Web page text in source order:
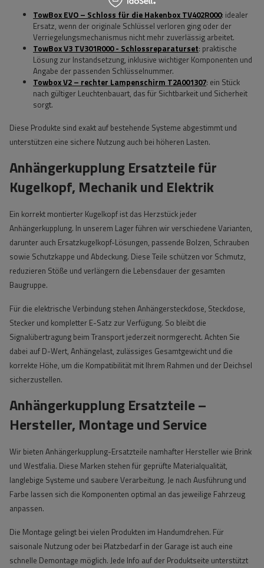
TowBox EVO – Schloss für die Hakenbox TV402R000: idealer
Ersatz, wenn der originale Schlüssel verloren ging oder der
Verriegelungsmechanismus nicht mehr zuverlässig arbeitet.
TowBox V3 TV301R000 - Schlossreparaturset: praktische
Lösung zur Instandsetzung, inklusive wichtiger Komponenten und
Angabe der passenden Schlüsselnummer.
Towbox V2 – rechter Lampenschirm T2A001307: ein Stück
nach gültiger Leuchtenbauart, das für Sichtbarkeit und Sicherheit
sorgt.
Diese Produkte sind exakt auf bestehende Systeme abgestimmt und
unterstützen eine sichere Nutzung auch bei höheren Lasten.
Anhängerkupplung Ersatzteile für
Kugelkopf, Mechanik und Elektrik
Ein korrekt montierter Kugelkopf ist das Herzstück jeder
Anhängerkupplung. In unserem Lager führen wir verschiedene Varianten,
darunter auch Ersatzkugelkopf-Lösungen, passende Bolzen, Schrauben
sowie Schutzkappe und Abdeckung. Diese Teile schützen vor Schmutz,
reduzieren Stöße und verlängern die Lebensdauer der gesamten
Baugruppe.
Für die elektrische Verbindung stehen Anhängersteckdose, Steckdose,
Stecker und kompletter E-Satz zur Verfügung. So bleibt die
Signalübertragung beim Transport jederzeit normgerecht. Achten Sie
dabei auf D-Wert, Anhängelast, zulässiges Gesamtgewicht und die
korrekte Höhe, um die Kompatibilität mit Ihrem Rahmen und der Deichsel
sicherzustellen.
Anhängerkupplung Ersatzteile –
Hersteller, Montage und Service
Wir bieten Anhängerkupplung-Ersatzteile namhafter Hersteller wie Brink
und Westfalia. Diese Marken stehen für geprüfte Materialqualität,
langlebige Systeme und saubere Verarbeitung. Je nach Ausführung und
Farbe lassen sich die Komponenten optimal an das jeweilige Fahrzeug
anpassen.
Die Montage gelingt bei vielen Produkten im Handumdrehen. Für
saisonale Nutzung oder bei Platzbedarf in der Garage ist auch eine
schnelle Demontage möglich. Jede Info auf der Produktseite unterstützt